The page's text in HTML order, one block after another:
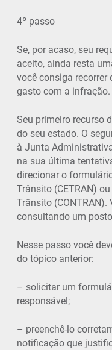
4º passo
Se, por acaso, seu
aceito, ainda resta
você consiga
gasto com a infração.
Seu primeiro recurso
do seu estado. O
à Junta
na sua última
direcionar o
Trânsito (CETRAN)
Trânsito
consultando um
Nesse passo você
do tópico anterior:
– solicitar um
responsável;
– preenchê-lo
notificação que